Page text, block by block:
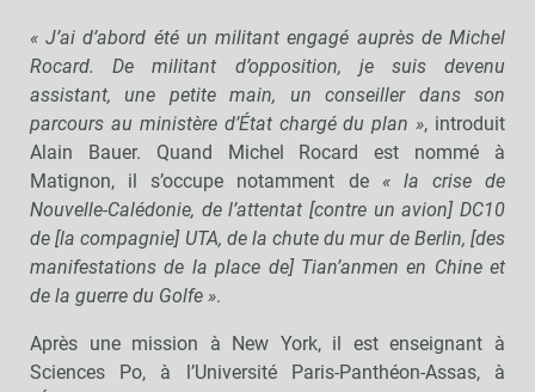
« J’ai d’abord été un militant engagé auprès de Michel
Rocard. De militant d’opposition, je suis devenu
assistant, une petite main, un conseiller dans son
parcours au ministère d’État chargé du plan », introduit
Alain Bauer. Quand Michel Rocard est nommé à
Matignon, il s’occupe notamment de « la crise de
Nouvelle-Calédonie, de l’attentat [contre un avion] DC10
de [la compagnie] UTA, de la chute du mur de Berlin, [des
manifestations de la place de] Tian’anmen en Chine et
de la guerre du Golfe ».
Après une mission à New York, il est enseignant à
Sciences Po, à l’Université Paris-Panthéon-Assas, à